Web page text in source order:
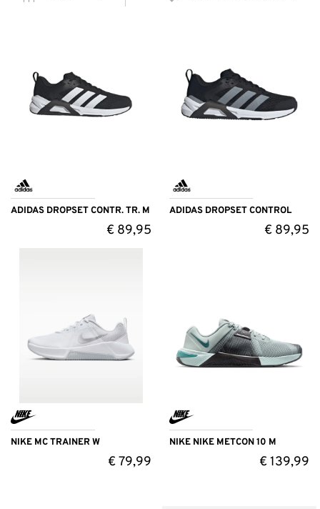
ADIDAS DROPSET CONTR. TR. M
€89,95
ADIDAS DROPSET CONTROL
€ 89,95
NIKE MC TRAINER W
€79,99
NIKE NIKE METCON 10 M
€139,99